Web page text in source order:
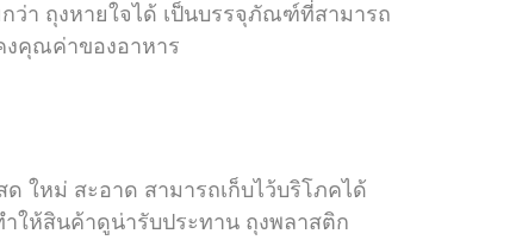
ว่า ถุงหายใจได้ เป็นบรรจุภัณฑ์ที่สามารถ
งคุณค่าของอาหาร
ใหม่ สะอาด สามารถเก็บไว้บริโภคได้
ให้สินค้าดูน่ารับประทาน ถุงพลาสติก